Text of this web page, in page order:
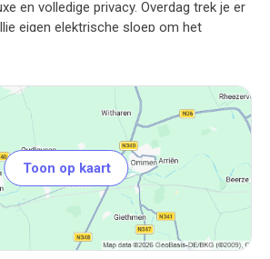
en volledige privacy. Overdag trek je er
eigen elektrische sloep om het
te verkennen, om vervolgens
warm je op in de Finse sauna,
aan het water en sluit je de dag af
bij de knisperende terraskachel. Het
geluiden van de rivier en de
smelten hier samen tot een
die jullie nog jarenlang zullen
Toon op kaart